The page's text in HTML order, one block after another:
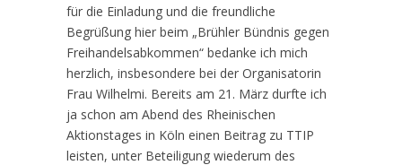
für die Einladung und die freundliche
Begrüßung hier beim „Brühler Bündnis gegen
Freihandelsabkommen“ bedanke ich mich
herzlich, insbesondere bei der Organisatorin
Frau Wilhelmi. Bereits am 21. März durfte ich
ja schon am Abend des Rheinischen
Aktionstages in Köln einen Beitrag zu TTIP
leisten, unter Beteiligung wiederum des